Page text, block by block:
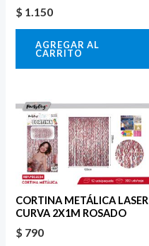
$ 1.150
AGREGAR AL
CARRITO
CORTINA METÁLICA LASER
CURVA 2X1M ROSADO
$ 790